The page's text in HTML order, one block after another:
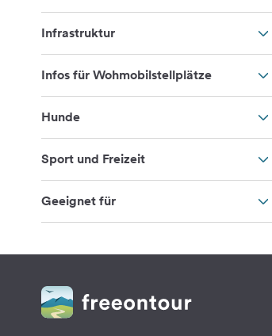
Infrastruktur
Infos für Wohmobilstellplätze
Hunde
Sport und Freizeit
Geeignet für